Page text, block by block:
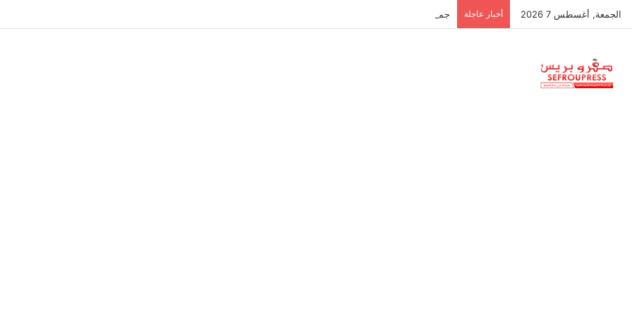
الجمعة, أغسطس 7 2026 أخبار عاجلة جمعية استقلالية في جزر البليار: سيادة المغرب على سبتة ومليلية “مسألة وقت”